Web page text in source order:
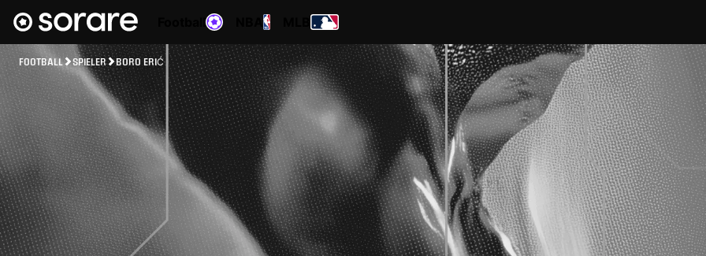
FOOTBALL SPIELER BORO ERIĆ